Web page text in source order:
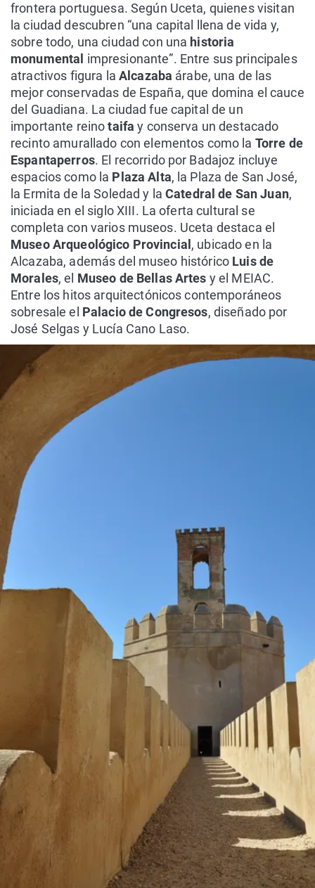
frontera portuguesa. Según Uceta, quienes visitan
la ciudad descubren “una capital llena de vida y,
sobre todo, una ciudad con una historia
monumental impresionante”. Entre sus principales
atractivos figura la Alcazaba árabe, una de las
mejor conservadas de España, que domina el cauce
del Guadiana. La ciudad fue capital de un
importante reinotaifa y conserva un destacado
recinto amurallado con elementos como la Torre de
Espantaperros. El recorrido por Badajoz incluye
espacios como la Plaza Alta, la Plaza de San José,
la Ermita de la Soledad y laCatedral de San Juan,
iniciada en el siglo XIII. La oferta cultural se
completa con varios museos. Uceta destaca el
Museo Arqueológico Provincial , ubicado en la
Alcazaba, además del museo histórico Luis de
Morales, el Museo de Bellas Artes y el MEIAC.
Entre los hitos arquitectónicos contemporáneos
sobresale el Palacio de Congresos, diseñado por
José Selgas y Lucía Cano Laso.